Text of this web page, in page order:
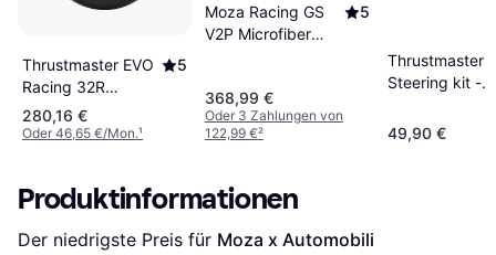
Thrustmaster EVO
Racing 32R
Leather Lenkrad
5
280,16 €
Oder 46,65 €/Mon.¹
Moza Racing GS
V2P Microfiber
5
368,99 €
Oder 3 Zahlungen von
122,99 €²
Thrustmaster
Steering kit -
49,90 €
Produktinformationen
Der niedrigste Preis für Moza x Automobili